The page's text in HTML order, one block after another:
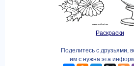
Раскраски
Поделитесь с друзьями,
им с нужна эта